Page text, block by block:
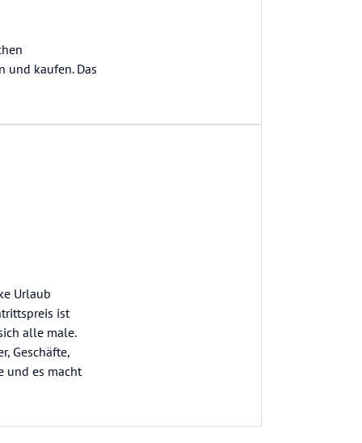
und kaufen. Das
Urlaub
ist
alle male.
Geschäfte,
und es macht